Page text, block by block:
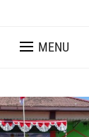
MENU